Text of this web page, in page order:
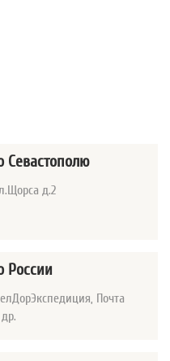
Севастополю
д.2
России
Почта